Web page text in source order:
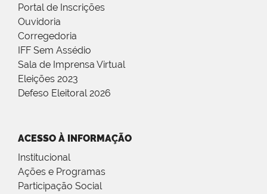
Portal de Inscrições
Ouvidoria
Corregedoria
IFF Sem Assédio
Sala de Imprensa Virtual
Eleições 2023
Defeso Eleitoral 2026
ACESSO À INFORMAÇÃO
Institucional
Ações e Programas
Participação Social